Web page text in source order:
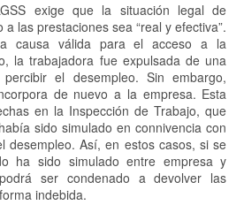
exige que la situación legal de
las prestaciones sea “real y efectiva”.
causa válida para el acceso a la
la trabajadora fue expulsada de una
el desempleo. Sin embargo,
de nuevo a la empresa. Esta
en la Inspección de Trabajo, que
sido simulado en connivencia con
desempleo. Así, en estos casos, si se
ha sido simulado entre empresa y
ser condenado a devolver las
indebida.